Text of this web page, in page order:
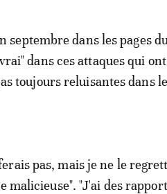
dans les pages
dans ces attaques qui
toujours reluisantes dans
pas, mais je ne le
malicieuse". "J'ai des